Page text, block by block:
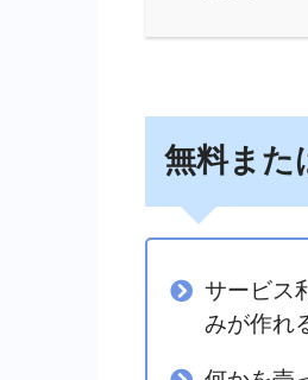
無料また
サービス
みが作れ